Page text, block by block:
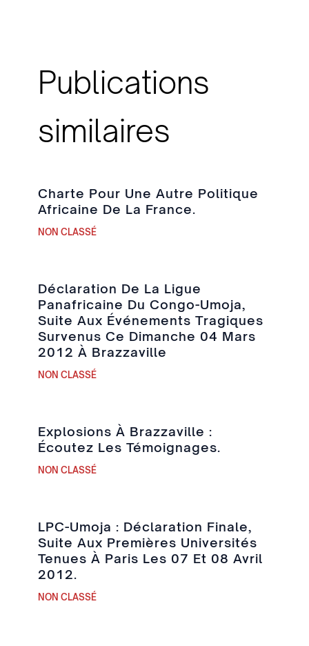
Publications
similaires
Charte Pour Une Autre Politique
Africaine De La France.
NON CLASSÉ
Déclaration De La Ligue
Panafricaine Du Congo-Umoja,
Suite Aux Événements Tragiques
Survenus Ce Dimanche 04 Mars
2012 À Brazzaville
NON CLASSÉ
Explosions À Brazzaville :
Écoutez Les Témoignages.
NON CLASSÉ
LPC-Umoja : Déclaration Finale,
Suite Aux Premières Universités
Tenues À Paris Les 07 Et 08 Avril
2012.
NON CLASSÉ